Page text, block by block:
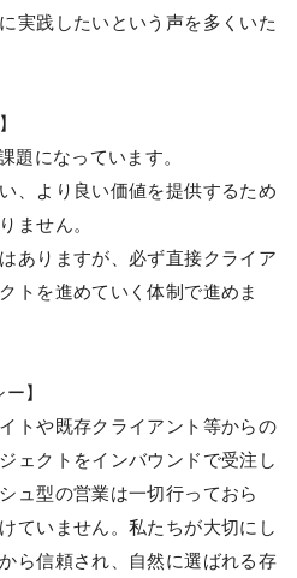
実践したいという声を多くいた
題になっています。
、より良い価値を提供するため
ません。
ありますが、必ず直接クライア
トを進めていく体制で進めま
】
トや既存クライアント等からの
ェクトをインバウンドで受注し
ュ型の営業は一切行っておら
ていません。私たちが大切にし
ら信頼され、自然に選ばれる存